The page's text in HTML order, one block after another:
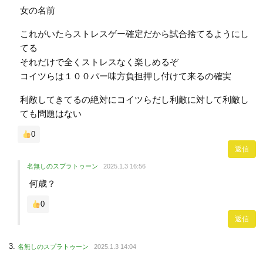
女の名前
これがいたらストレスゲー確定だから試合捨てるようにし
てる
それだけで全くストレスなく楽しめるぞ
コイツらは１００パー味方負担押し付けて来るの確実
利敵してきてるの絶対にコイツらだし利敵に対して利敵し
ても問題はない
0
返信
名無しのスプラトゥーン 2025.1.3 16:56
何歳？
0
返信
名無しのスプラトゥーン 2025.1.3 14:04